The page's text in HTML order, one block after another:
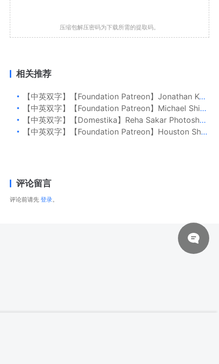
压缩包解压密码为下载所需的提取码。
相关推荐
【中英双字】【Foundation Patreon】Jonathan Kuo 动物解剖学的构造和基本解剖学
【中英双字】【Foundation Patreon】Michael Shinde 环境概念：黑白草图
【中英双字】【Domestika】Reha Sakar Photoshop 中想象世界的哑光绘画
【中英双字】【Foundation Patreon】Houston Sharp 素描风景画
评论留言
评论前请先 登录。